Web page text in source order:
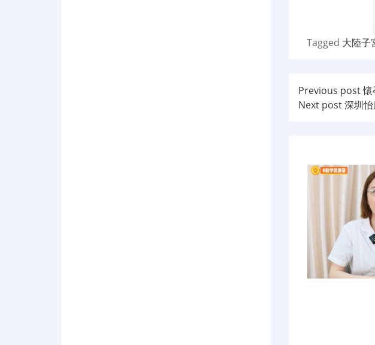
Tagged 大陸子
文
章
航
Previous post懷
Next post深圳